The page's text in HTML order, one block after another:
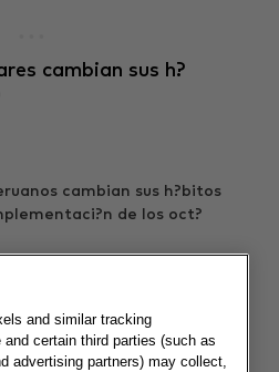
cambian sus h?
cambian sus h?bitos
de los oct?
and similar tracking
certain third parties (such as
advertising partners) may collect,